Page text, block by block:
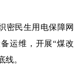
民生用电保障网
运维，开展“煤改
线。